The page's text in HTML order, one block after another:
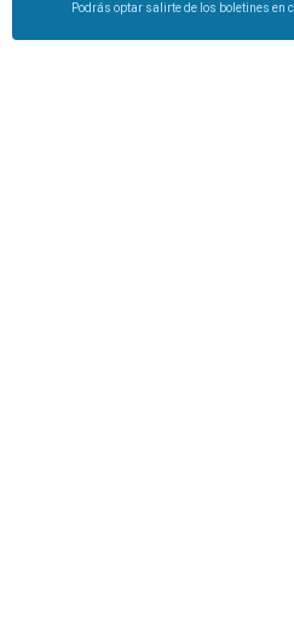
Podrás optar salirte de los boletines en